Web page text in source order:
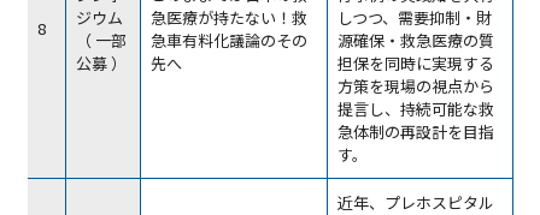
8
ジウム
（ 一部
公募 ）
急医療が持たない！救
急車有料化議論のその
先へ
しつつ、需要抑制・財
源確保・救急医療の質
担保を同時に実現する
方策を現場の視点から
提言し、持続可能な救
急体制の再設計を目指
す。
近年、プレホスピタル